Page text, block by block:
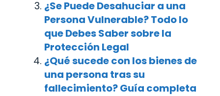
¿Se Puede Desahuciar a una
Persona Vulnerable? Todo lo
que Debes Saber sobre la
Protección Legal
¿Qué sucede con los bienes de
una persona tras su
fallecimiento? Guía completa